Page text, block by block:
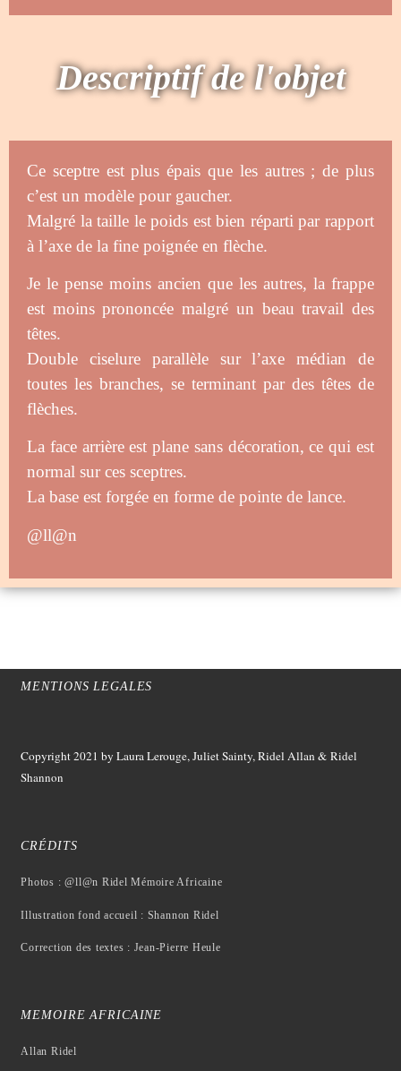
Descriptif de l'objet
Ce sceptre est plus épais que les autres ; de plus
c’est un modèle pour gaucher.
Malgré la taille le poids est bien réparti par rapport
à l’axe de la fine poignée en flèche.
Je le pense moins ancien que les autres, la frappe
est moins prononcée malgré un beau travail des
têtes.
Double ciselure parallèle sur l’axe médian de
toutes les branches, se terminant par des têtes de
flèches.
La face arrière est plane sans décoration, ce qui est
normal sur ces sceptres.
La base est forgée en forme de pointe de lance.
@ll@n
MENTIONS LEGALES
Copyright 2021 by Laura Lerouge, Juliet Sainty, Ridel Allan &Ridel
Shannon
CRÉDITS
Photos : @ll@n Ridel Mémoire Africaine
Illustration fond accueil : Shannon Ridel
Correction des textes : Jean-Pierre Heule
MEMOIRE AFRICAINE
Allan Ridel